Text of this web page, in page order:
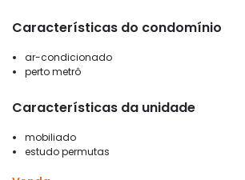
Características do condomínio
ar-condicionado
perto metrô
Características da unidade
mobiliado
estudo permutas